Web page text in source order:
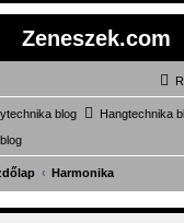
Zeneszek.com
blog Hangtechnika
Harmonika